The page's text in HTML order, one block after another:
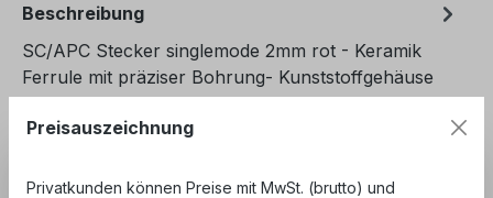
Beschreibung
SC/APC Stecker singlemode 2mm rot - Keramik
Ferrule mit präziser Bohrung- Kunststoffgehäuse
grün- inkl. Staubschutzkappe- in…Mehr
Preisauszeichnung
Privatkunden können Preise mit MwSt. (brutto) und